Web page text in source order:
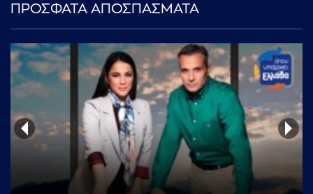
ΠΡΟΣΦΑΤΑ ΑΠΟΣΠΑΣΜΑΤΑ